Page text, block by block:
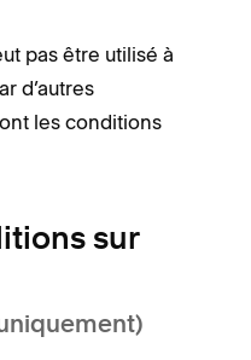
pas être utilisé à
d’autres
les conditions
sur